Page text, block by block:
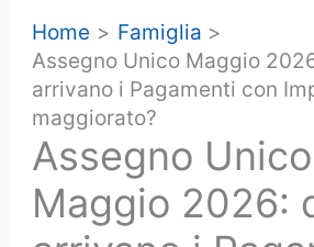
Home
Famiglia
Assegno Unico Maggio
arrivano i Pagamenti con
maggiorato?
Assegno Unico
Maggio 2026: